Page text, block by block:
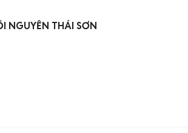
NGUYỄN THÁI SƠN